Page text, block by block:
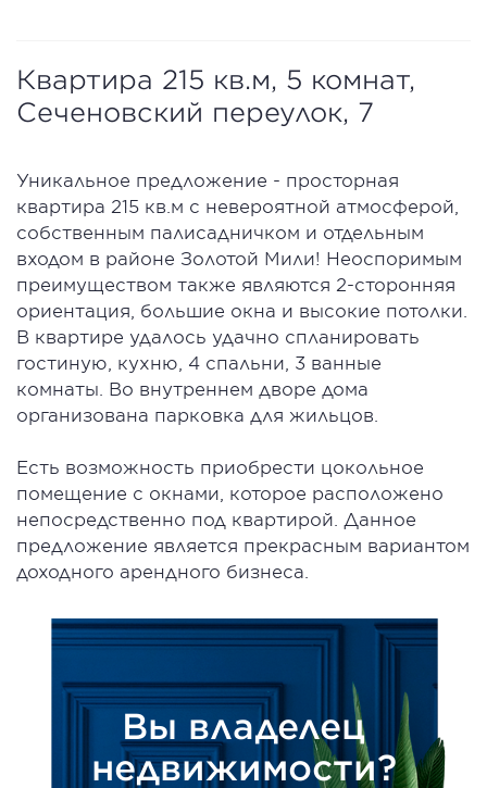
Квартира 215 кв.м, 5 комнат,
Сеченовский переулок, 7
Уникальное предложение - просторная
квартира 215 кв.м с невероятной атмосферой,
собственным палисадничком и отдельным
входом в районе Золотой Мили! Неоспоримым
преимуществом также являются 2-сторонняя
ориентация, большие окна и высокие потолки.
В квартире удалось удачно спланировать
гостиную, кухню, 4 спальни, 3 ванные
комнаты. Во внутреннем дворе дома
организована парковка для жильцов.
Есть возможность приобрести цокольное
помещение с окнами, которое расположено
непосредственно под квартирой. Данное
предложение является прекрасным вариантом
доходного арендного бизнеса.
Вы владелец
недвижимости?